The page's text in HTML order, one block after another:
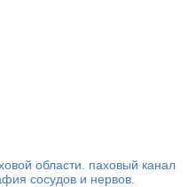
области. паховый канал
сосудов и нервов.